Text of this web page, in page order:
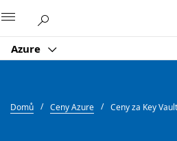
Azure
Domů Ceny Azure Ceny za Key Vault